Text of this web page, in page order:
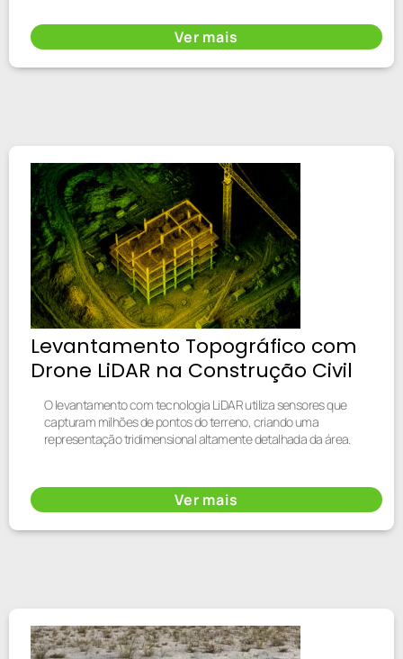
Ver mais
Levantamento Topográfico com
Drone LiDAR na Construção Civil
O levantamento com tecnologia LiDAR utiliza sensores que
capturam milhões de pontos do terreno, criando uma
representação tridimensional altamente detalhada da área.
Ver mais